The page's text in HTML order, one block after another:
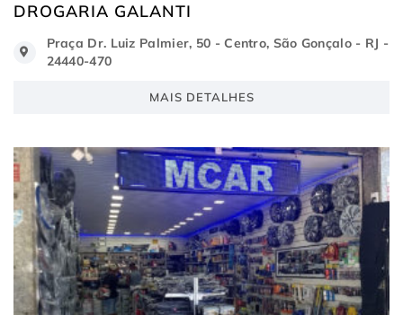
DROGARIA GALANTI
Praça Dr. Luiz Palmier, 50 - Centro, São Gonçalo - RJ -
24440-470
MAIS DETALHES